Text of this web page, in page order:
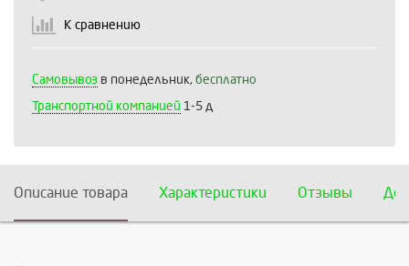
К сравнению
Самовывоз в понедельник, бесплатно
Транспортной компанией 1-5 д
Описание товара Характеристики Отзывы